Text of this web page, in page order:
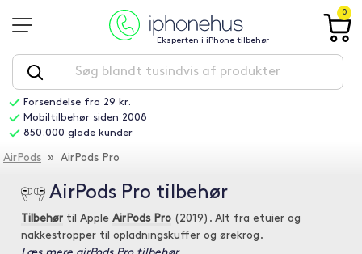
Eksperten i iPhone tilbehør
0
Forsendelse fra 29 kr.
Mobiltilbehør siden 2008
850.000 glade kunder
AirPods » AirPods Pro
AirPods Pro tilbehør
Tilbehør til Apple AirPods Pro (2019). Alt fra etuier og
nakkestropper til opladningskuffer og ørekrog.